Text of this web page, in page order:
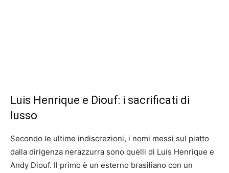
Luis Henrique e Diouf: i sacrificati di
lusso
Secondo le ultime indiscrezioni, i nomi messi sul piatto
dalla dirigenza nerazzurra sono quelli di Luis Henrique e
Andy Diouf. Il primo è un esterno brasiliano con un